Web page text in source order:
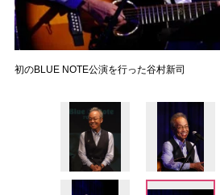
初のBLUE NOTE公演を行った谷村新司